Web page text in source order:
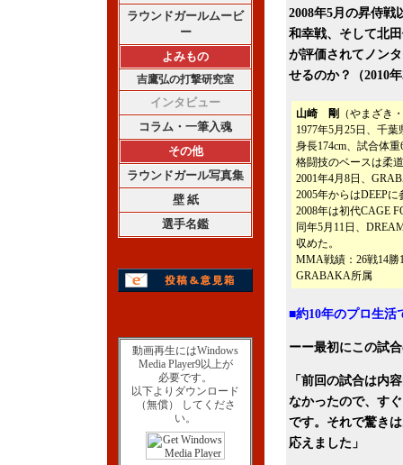
ラウンドガールムービ
ー
よみもの
吉鷹弘の打撃研究室
インタビュー
コラム・一筆入魂
その他
ラウンドガール写真集
壁 紙
選手名鑑
動画再生にはWindows
Media Player9以上が
必要です。
以下よりダウンロード
（無償） してくださ
い。
2008年5月の昇侍戦
和幸戦、そして北
が評価されてノン
せるのか？（2010
山崎 剛
（やまざき
1977年5月25日、千葉
身長174cm、試合体重
格闘技のベースは柔
2001年4月8日、
2005年からはDEEP
2008年は初代CAGE
同年5月11日、
収めた。
MMA戦績：26戦14勝
GRABAKA所属
■約10年のプロ生活
ーー最初にこの試
「前回の試合は内
なかったので、す
です。それで驚き
応えました」